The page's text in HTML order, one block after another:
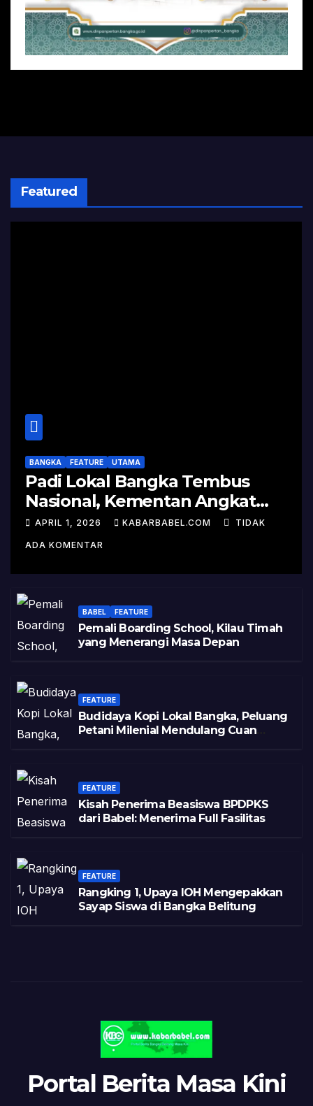
Featured
BANGKA FEATURE UTAMA
Padi Lokal Bangka Tembus
Nasional, Kementan Angkat
Kisah Sukses Pelepasan
Varietas
APRIL 1, 2026 KABARBABEL.COM TIDAK
ADA KOMENTAR
BABEL FEATURE
Pemali Boarding School, Kilau Timah
yang Menerangi Masa Depan
FEATURE
Budidaya Kopi Lokal Bangka, Peluang
Petani Milenial Mendulang Cuan
FEATURE
Kisah Penerima Beasiswa BPDPKS
dari Babel: Menerima Full Fasilitas
FEATURE
Rangking 1, Upaya IOH Mengepakkan
Sayap Siswa di Bangka Belitung
Portal Berita Masa Kini